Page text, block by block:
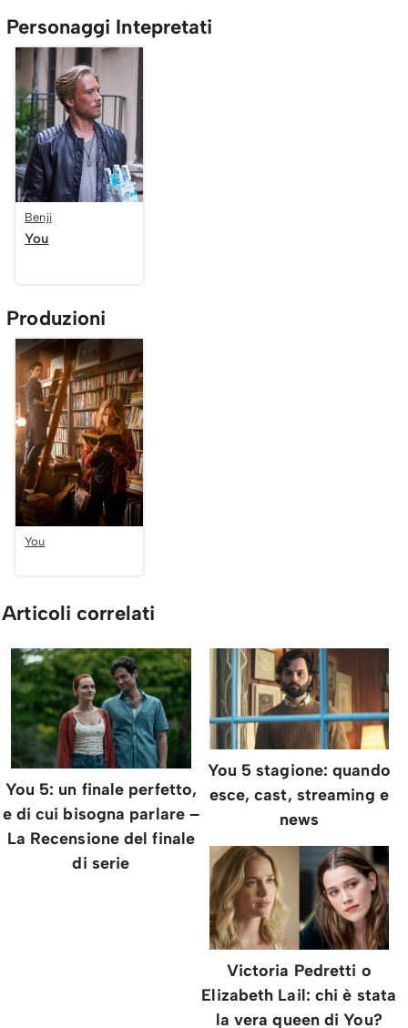
Personaggi Intepretati
Benji
You
Produzioni
You
Articoli correlati
You 5: un finale perfetto,
e di cui bisogna parlare –
La Recensione del finale
di serie
You 5 stagione: quando
esce, cast, streaming e
news
Victoria Pedretti o
Elizabeth Lail: chi è stata
la vera queen di You?